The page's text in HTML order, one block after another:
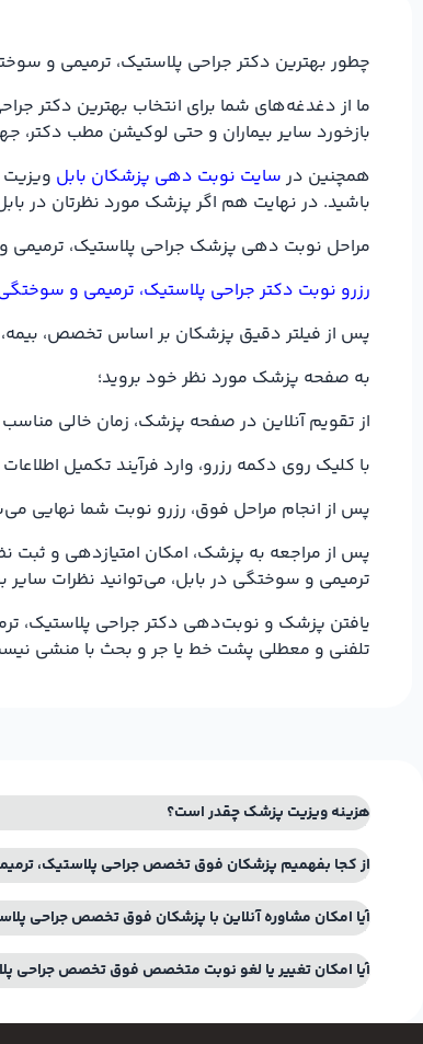
چطور بهترین دکتر جراحی پلاستیک، ترمیمی و
ما از دغدغه‌های شما برای انتخاب بهترین دکتر
بازخورد سایر بیماران و حتی لوکیشن مطب
همچنین در سایت نوبت دهی پزشکان بابل ویزیت
باشید. در نهایت هم اگر پزشک مورد نظرتان در
مراحل نوبت دهی پزشک جراحی پلاستیک، ترمیمی
رزرو نوبت دکتر جراحی پلاستیک، ترمیمی و
پس از فیلتر دقیق پزشکان بر اساس تخصص، بیمه،
به صفحه پزشک مورد نظر خود بروید؛
از تقویم آنلاین در صفحه پزشک، زمان خالی مناسب
با کلیک روی دکمه رزرو، وارد فرآیند تکمیل
پس از انجام مراحل فوق، رزرو نوبت شما نهایی
پس از مراجعه به پزشک، امکان امتیازدهی و ثبت
ترمیمی و سوختگی در بابل، می‌توانید نظرات سایر
یافتن پزشک و نوبت‌دهی دکتر جراحی پلاستیک،
تلفنی و معطلی پشت خط یا جر و بحث با منشی
هزینه ویزیت پزشک چقدر است؟
از کجا بفهمیم پزشکان فوق تخصص جراحی پلاستیک،
آیا امکان مشاوره آنلاین با پزشکان فوق تخصص جراحی
آیا امکان تغییر یا لغو نوبت متخصص فوق تخصص جراحی